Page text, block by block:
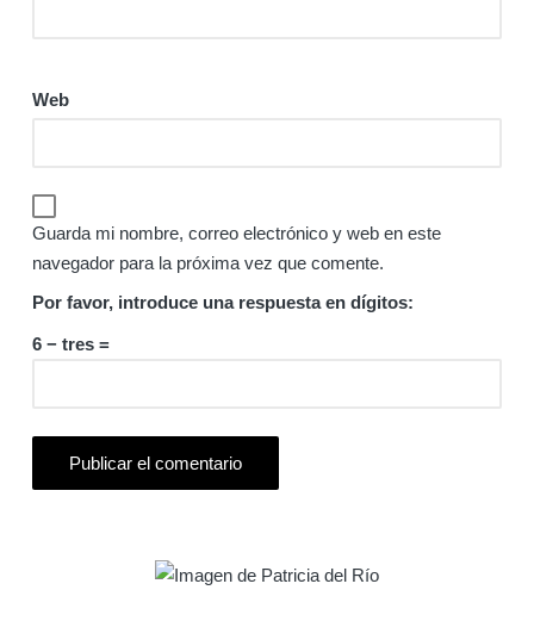
Web
Guarda mi nombre, correo electrónico y web en este
navegador para la próxima vez que comente.
Por favor, introduce una respuesta en dígitos:
6 − tres =